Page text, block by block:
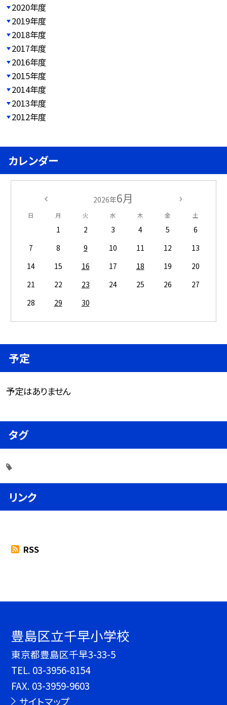
2020年度
2019年度
2018年度
2017年度
2016年度
2015年度
2014年度
2013年度
2012年度
カレンダー
2026年6月
日 月 火 水 木 金 土
1 2 3 4 5
6
7
8 9 10 11 12
13
14
15 16 17 18 19
20
21
22 23 24 25 26
27
28
29 30
予定
予定はありません
タグ
リンク
RSS
豊島区立千早小学校
東京都豊島区千早3-33-5
TEL. 03-3956-8154
FAX. 03-3959-9603
サイトマップ